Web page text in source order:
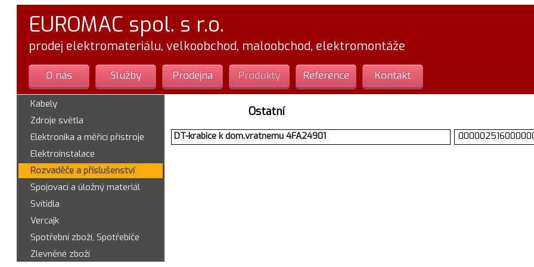
EUROMAC spol. s r.o.
prodej elektromateriálu, velkoobchod, maloobchod, elektromontáže
O nás Služby Prodejna Produkty Reference Kontakt
Kabely
Zdroje světla
Elektronika a měřící přístroje
Elektroinstalace
Rozvaděče a příslušenství
Spojovací a úložný materiál
Svítidla
Vercajk
Spotřební zboží, Spotřebiče
Zlevněné zboží
Ostatní
DT-krabice k dom.vratnemu 4FA24901